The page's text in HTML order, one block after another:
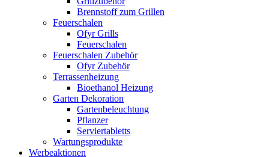
Brennstoff zum Grillen
Feuerschalen
Ofyr Grills
Feuerschalen
Feuerschalen Zubehör
Ofyr Zubehör
Terrassenheizung
Bioethanol Heizung
Garten Dekoration
Gartenbeleuchtung
Pflanzer
Serviertabletts
Wartungsprodukte
Werbeaktionen